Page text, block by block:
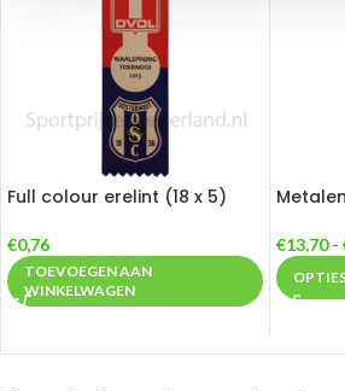
Full colour erelint (18 x 5)
€0,76
TOEVOEGEN AAN
WINKELWAGEN
€13,70 -